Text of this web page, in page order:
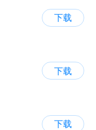
下载
下载
下载